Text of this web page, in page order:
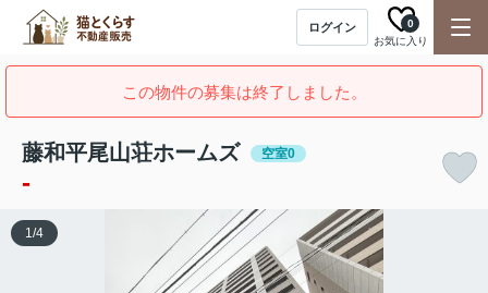
ログイン
お気に入り
0
この物件の募集は終了しました。
藤和平尾山荘ホームズ 空室0
-
1/4